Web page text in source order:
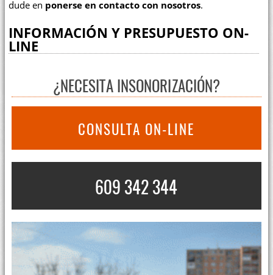
dude en ponerse en contacto con nosotros.
INFORMACIÓN Y PRESUPUESTO ON-
LINE
¿NECESITA INSONORIZACIÓN?
CONSULTA ON-LINE
609 342 344